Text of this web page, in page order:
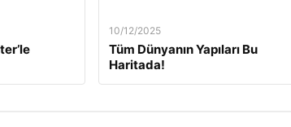
10/12/2025
Tüm Dünyanın Yapıları Bu
Haritada!